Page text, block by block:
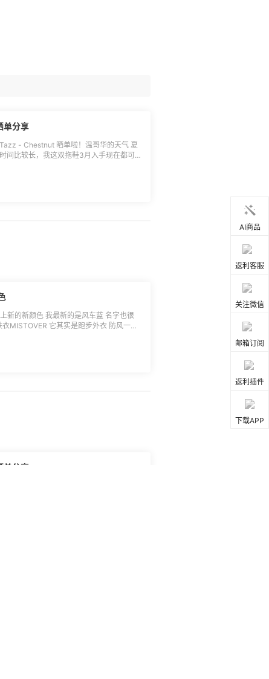
单分享
- Chestnut 晒单啦！温哥华的天气 夏
间比较长，我这双拖鞋3月入手现在都可
色
MISTOVER 它其实是跑步外衣 防风一定
酷的，但新出的风车蓝 春天穿特别好
单分享
AI商品
返利客服
关注微信
邮箱订阅
返利插件
下载APP